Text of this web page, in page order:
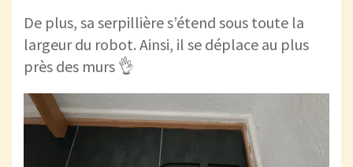
De plus, sa serpillière s’étend sous toute la
largeur du robot. Ainsi, il se déplace au plus
près des murs 👌